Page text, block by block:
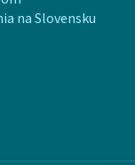
na Slovensku